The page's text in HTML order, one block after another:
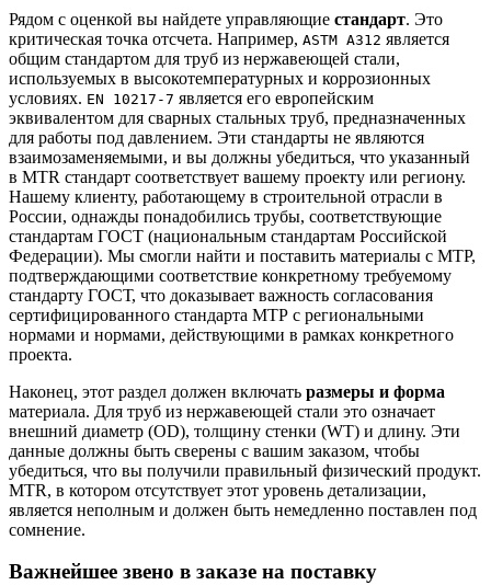
Рядом с оценкой вы найдете управляющие стандарт. Это
критическая точка отсчета. Например, ASTM A312 является
общим стандартом для труб из нержавеющей стали,
используемых в высокотемпературных и коррозионных
условиях. EN 10217-7 является его европейским
эквивалентом для сварных стальных труб, предназначенных
для работы под давлением. Эти стандарты не являются
взаимозаменяемыми, и вы должны убедиться, что указанный
в MTR стандарт соответствует вашему проекту или региону.
Нашему клиенту, работающему в строительной отрасли в
России, однажды понадобились трубы, соответствующие
стандартам ГОСТ (национальным стандартам Российской
Федерации). Мы смогли найти и поставить материалы с МТР,
подтверждающими соответствие конкретному требуемому
стандарту ГОСТ, что доказывает важность согласования
сертифицированного стандарта МТР с региональными
нормами и нормами, действующими в рамках конкретного
проекта.
Наконец, этот раздел должен включать размеры и форма
материала. Для труб из нержавеющей стали это означает
внешний диаметр (OD), толщину стенки (WT) и длину. Эти
данные должны быть сверены с вашим заказом, чтобы
убедиться, что вы получили правильный физический продукт.
MTR, в котором отсутствует этот уровень детализации,
является неполным и должен быть немедленно поставлен под
сомнение.
Важнейшее звено в заказе на поставку